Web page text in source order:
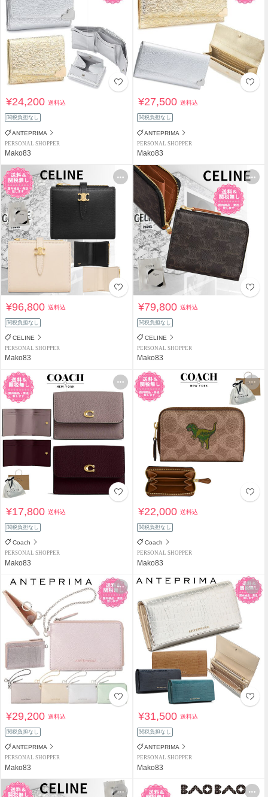
¥24,200送料込
関税負担なし
ANTEPRIMA
PERSONAL SHOPPER
Mako83
¥27,500送料込
関税負担なし
ANTEPRIMA
PERSONAL SHOPPER
Mako83
¥96,800送料込
関税負担なし
CELINE
PERSONAL SHOPPER
Mako83
¥79,800送料込
関税負担なし
CELINE
PERSONAL SHOPPER
Mako83
¥17,800送料込
関税負担なし
Coach
PERSONAL SHOPPER
Mako83
¥22,000送料込
関税負担なし
Coach
PERSONAL SHOPPER
Mako83
¥29,200送料込
関税負担なし
ANTEPRIMA
PERSONAL SHOPPER
Mako83
¥31,500送料込
関税負担なし
ANTEPRIMA
PERSONAL SHOPPER
Mako83